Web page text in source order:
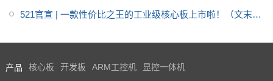
521官宣 | 一款性价比之王的工业级核心板上市啦！（文末有
产品 核心板 开发板 ARM工控机 显控一体机